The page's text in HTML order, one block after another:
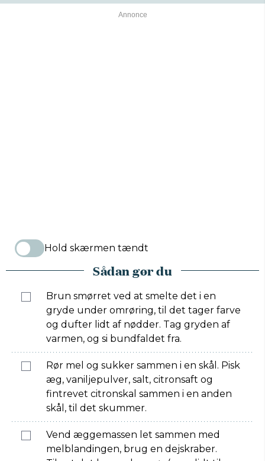
Hold skærmen tændt
Sådan gør du
Brun smørret ved at smelte det i en
gryde under omrøring, til det tager farve
og dufter lidt af nødder. Tag gryden af
varmen, og si bundfaldet fra.
Rør mel og sukker sammen i en skål. Pisk
æg, vaniljepulver, salt, citronsaft og
fintrevet citronskal sammen i en anden
skål, til det skummer.
Vend æggemassen let sammen med
melblandingen, brug en dejskraber.